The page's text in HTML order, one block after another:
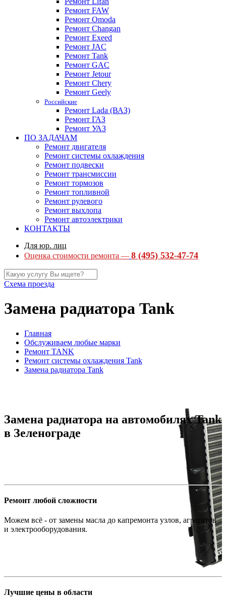
Ремонт FAW
Ремонт Omoda
Ремонт Changan
Ремонт Exeed
Ремонт JAC
Ремонт Tank
Ремонт GAC
Ремонт Jetour
Ремонт Chery
Ремонт Geely
Российские
Ремонт Lada (ВАЗ)
Ремонт ГАЗ
Ремонт УАЗ
ПО ЗАДАЧАМ
Ремонт двигателя
Ремонт системы охлаждения
Ремонт подвески
Ремонт трансмиссии
Ремонт тормозов
Ремонт топливной
Ремонт рулевого
Ремонт выхлопа
Ремонт автоэлектрики
КОНТАКТЫ
Для юр. лиц
Оценка стоимости ремонта — 8 (495) 532-47-74
Схема проезда
Замена радиатора Tank
Главная
Обслуживаем любые марки
Ремонт TANK
Ремонт системы охлаждения Tank
Замена радиатора Tank
Замена радиатора на автомобилях Tank
в Зеленограде
Ремонт любой сложности
Можем всё - от замены масла до капремонта узлов, агрегатов
и электрооборудования.
Лучшие цены в области